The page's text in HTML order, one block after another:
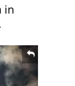
in